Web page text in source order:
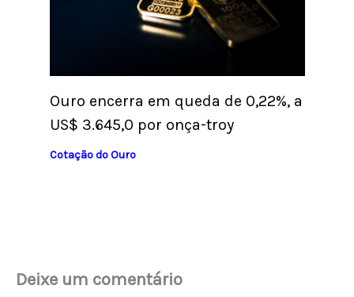
Ouro encerra em queda de 0,22%, a
US$ 3.645,0 por onça-troy
Cotação do Ouro
Deixe um comentário